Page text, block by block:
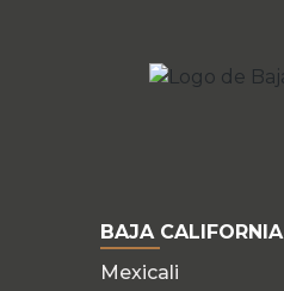
BAJA CALIFORNIA
Mexicali